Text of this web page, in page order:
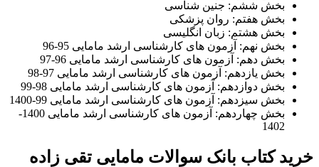
بخش ششم: جنین شناسی
بخش هفتم: روان پزشکی
بخش هشتم: زبان انگلیسی
بخش نهم: آزمون های کارشناسی ارشد مامایی 95-96
بخش دهم: آزمون های کارشناسی ارشد مامایی 96-97
بخش یازدهم: آزمون های کارشناسی ارشد مامایی 97-98
بخش دوازدهم: آزمون های کارشناسی ارشد مامایی 98-99
بخش سیزدهم: آزمون های کارشناسی ارشد مامایی 99-1400
بخش چهاردهم: آزمون های کارشناسی ارشد مامایی 1400-
1402
خرید کتاب بانک سوالات مامایی تقی زاده